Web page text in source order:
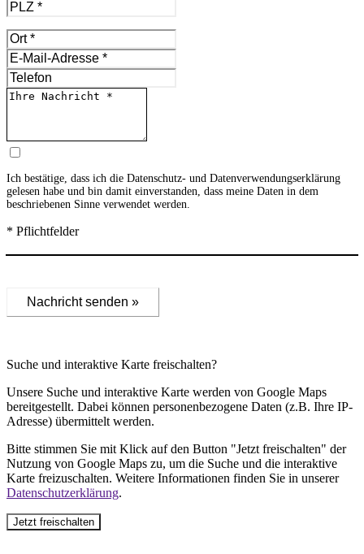
Ich bestätige, dass ich die Datenschutz- und Datenverwendungserklärung
gelesen habe und bin damit einverstanden, dass meine Daten in dem
beschriebenen Sinne verwendet werden.
* Pflichtfelder
Nachricht senden »
Suche und interaktive Karte freischalten?
Unsere Suche und interaktive Karte werden von Google Maps
bereitgestellt. Dabei können personenbezogene Daten (z.B. Ihre IP-
Adresse) übermittelt werden.
Bitte stimmen Sie mit Klick auf den Button "Jetzt freischalten" der
Nutzung von Google Maps zu, um die Suche und die interaktive
Karte freizuschalten. Weitere Informationen finden Sie in unserer
Datenschutzerklärung.
Jetzt freischalten